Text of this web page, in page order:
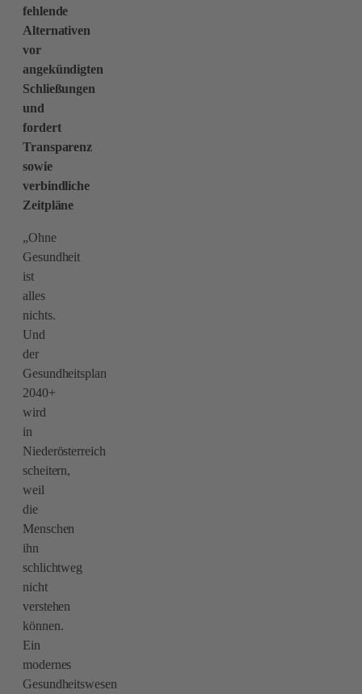
fehlende
Alternativen
vor
angekündigten
Schließungen
und
fordert
Transparenz
sowie
verbindliche
Zeitpläne
„Ohne
Gesundheit
ist
alles
nichts.
Und
der
Gesundheitsplan
2040+
wird
in
Niederösterreich
scheitern,
weil
die
Menschen
ihn
schlichtweg
nicht
verstehen
können.
Ein
modernes
Gesundheitswesen